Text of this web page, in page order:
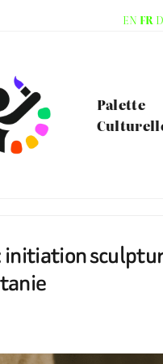
Palette
initiation
EN FR